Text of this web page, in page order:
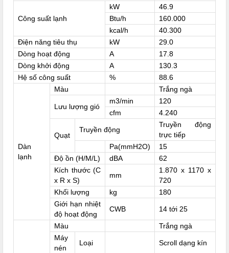
Công suất lạnh
kW
46.9
Btu/h
160.000
kcal/h
40.300
Điện năng tiêu thụ
kW
29.0
Dòng hoạt động
A
17.8
Dòng khởi động
A
130.3
Hệ số công suất
% 88.6
Dàn
lạnh
Màu Trắng ngà
Lưu lượng gió
m3/min
120
cfm
4.240
Quạt
Truyền động
Truyền động
trực tiếp
Pa(mmH2O)
15
Độ ồn (H/M/L)
dBA
62
Kích thước (C
x R x S)
mm
1.870 x 1170 x
720
Khối lượng
kg
180
Giới hạn nhiệt
độ hoạt động
CWB 14 tới 25
Màu
Trắng ngà
Máy
nén
Loại Scroll dạng kín